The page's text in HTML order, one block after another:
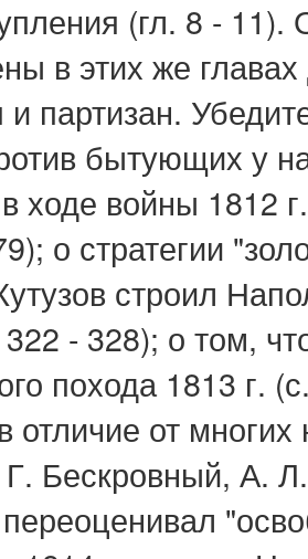
(гл. 8 - 11).
в этих же
и партизан.
бытующих у
ходе войны 1812
о стратегии
строил
- 328); о том,
похода 1813 г.
от
Г. Бескровный, А.